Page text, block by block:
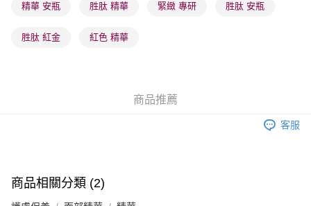
每筆HK$65.00，滿HK$300.00或以上免運費
(香港門市) 只顯示可選門市。確認發貨後2-5個工作天到店，3天內
(澳門門市) 只顯示可選門市。確認發貨後2-5個工作天到店，3天內
精華 安瓶 胜肽 精華 緊緻 專研 胜肽 安瓶
胜肽 紅金 紅色 精華
商品推薦
客服
商品相關分類 (2)